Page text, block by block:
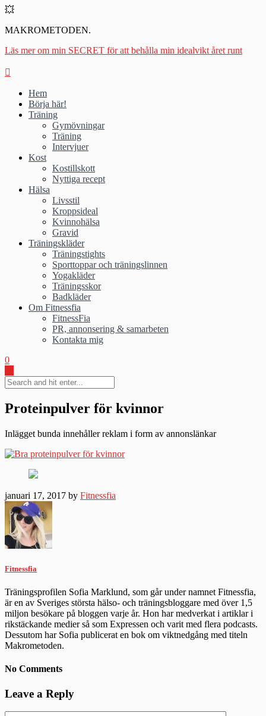
💥
MAKROMETODEN.
Läs mer om min SECRET för att behålla min idealvikt året runt
Hem
Börja här!
Träning
Gymövningar
Träning
Intervjuer
Kost
Kostillskott
Nyttiga recept
Hälsa
Livsstil
Kroppsideal
Kvinnohälsa
Gravid
Träningskläder
Träningstights
Sporttoppar och träningslinnen
Yogakläder
Träningsskor
Badkläder
Om Fitnessfia
FitnessFia
PR, annonsering & samarbeten
Kontakta mig
0
Proteinpulver för kvinnor
Inlägget bunda innehåller reklam i form av annonslänkar
januari 17, 2017 by Fitnessfia
Fitnessfia
Träningsprofilen Sofia Marklund, som går under namnet Fitnessfia,
är en av Sveriges största hälso- och träningsbloggare med över 1,5
miljon besökare på bloggen varje år. Hon har medverkat i artiklar i
rikstäckande medier så som Expressen och varit med flera podcasts.
Dessutom har Sofia publicerat en bok om viktnedgång med titeln
Makrometoden.
No Comments
Leave a Reply